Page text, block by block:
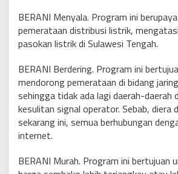
BERANI Menyala. Program ini
pemerataan distribusi listrik,
pasokan listrik di Sulawesi Tengah.
BERANI Berdering. Program ini
mendorong pemerataan di bidang
sehingga tidak ada lagi daerah-daerah
kesulitan signal operator. Sebab, diera
sekarang ini, semua berhubungan
internet.
BERANI Murah. Program ini bertujuan